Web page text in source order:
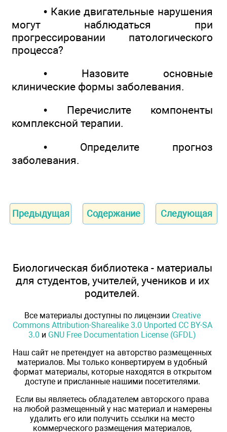
• Какие двигательные нарушения
могут наблюдаться при
прогрессировании патологического
процесса?
• Назовите основные
клинические формы заболевания.
• Перечислите компоненты
комплексной терапии.
• Определите прогноз
заболевания.
Предыдущая Содержание Следующая
Биологическая библиотека - материалы
для студентов, учителей, учеников и их
родителей.
Все материалы доступны по лицензии Creative
Commons Attribution-Sharealike 3.0 Unported CC BY-SA
3.0 и GNU Free Documentation License (GFDL)
Наш сайт не претендует на авторство размещенных
материалов. Мы только конвертируем в удобный
формат материалы, которые находятся в открытом
доступе и присланные нашими посетителями.
Если вы являетесь обладателем авторского права
на любой размещенный у нас материал и намерены
удалить его или получить ссылки на место
коммерческого размещения материалов,